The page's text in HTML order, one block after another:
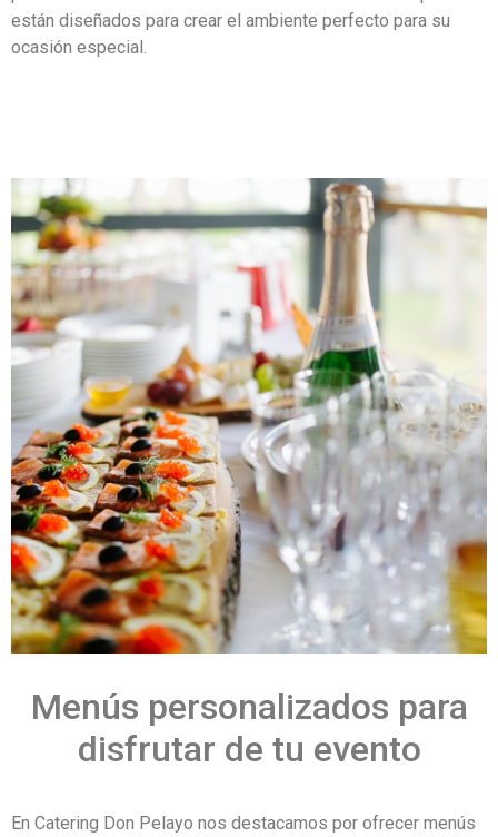
están diseñados para crear el ambiente perfecto para su
ocasión especial.
Menús personalizados para
disfrutar de tu evento
En Catering Don Pelayo nos destacamos por ofrecer menús